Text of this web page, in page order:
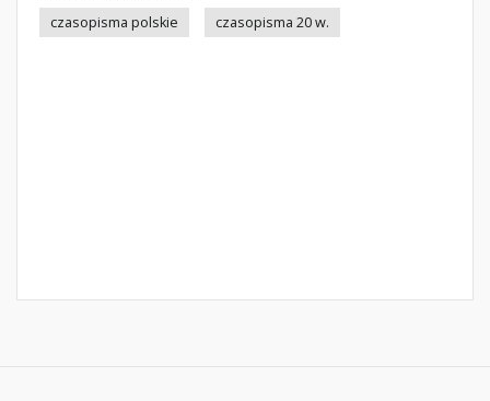
czasopisma polskie
czasopisma 20 w.